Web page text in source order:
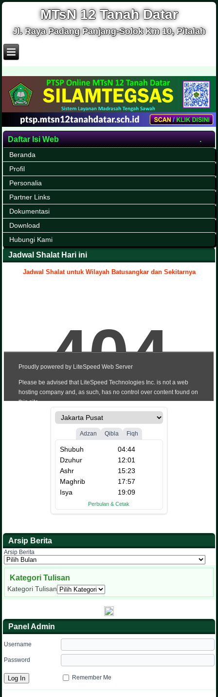
MTsN 12 Tanah Datar
Jl. Raya Padang Panjang-Solok Km 10, Pitalah
Daftar Isi Web
Beranda
Profil
Personalia
Partner Links
Dokumentasi
Download
Hubungi Kami
Jadwal Shalat Hari ini
Jadwal Shalat untuk Wilayah Batusangkar dan Sekitarnya
Arsip Berita
Arsip Berita
Kategori Tulisan
Kategori Tulisan
Panel Admin
Username
Password
Remember Me